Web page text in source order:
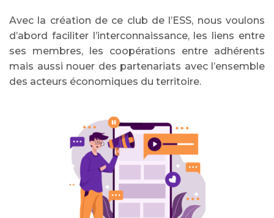
Avec la création de ce club de l’ESS, nous voulons
d’abord faciliter l’interconnaissance, les liens entre
ses membres, les coopérations entre adhérents
mais aussi nouer des partenariats avec l’ensemble
des acteurs économiques du territoire.